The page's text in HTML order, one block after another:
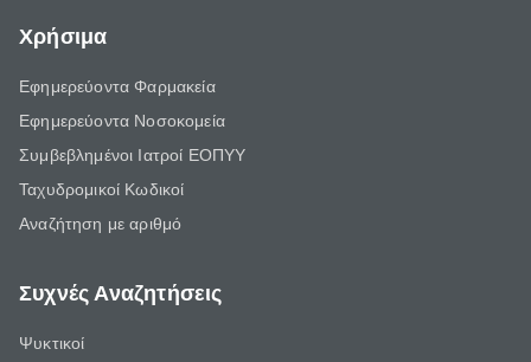
Χρήσιμα
Εφημερεύοντα Φαρμακεία
Εφημερεύοντα Νοσοκομεία
Συμβεβλημένοι Ιατροί ΕΟΠΥΥ
Ταχυδρομικοί Κωδικοί
Αναζήτηση με αριθμό
Συχνές Αναζητήσεις
Ψυκτικοί